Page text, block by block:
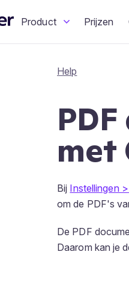
Product Prijzen
Help
met
Bij Instellingen
om de PDF's
De PDF
Daarom kan je